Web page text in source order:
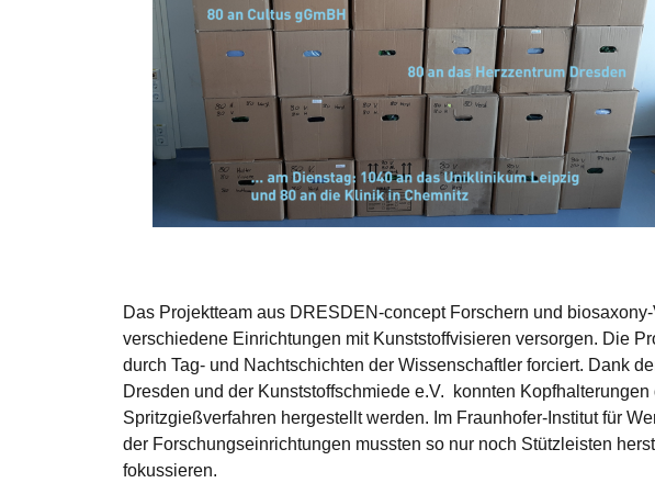
Das Projektteam aus DRESDEN-concept Forschern und
verschiedene Einrichtungen mit Kunststoffvisieren versorgen. Die
durch Tag- und Nachtschichten der Wissenschaftler forciert. Dank
Dresden und der Kunststoffschmiede e.V. konnten
Spritzgießverfahren hergestellt werden. Im Fraunhofer-Institut für
der Forschungseinrichtungen mussten so nur noch Stützleisten
fokussieren.